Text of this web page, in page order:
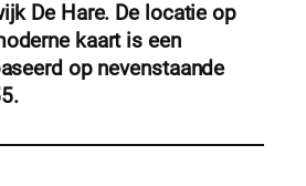
De Hare. De locatie op
kaart is een
op nevenstaande